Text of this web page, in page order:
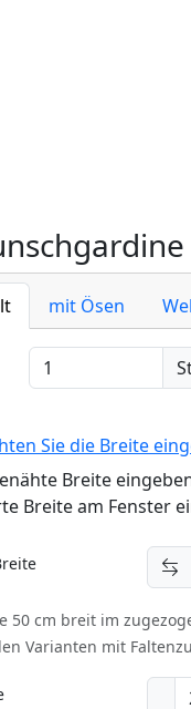
mit Ösen
Sie die Breite
Breite
Breite am Fenster
50 cm breit im
Varianten mit